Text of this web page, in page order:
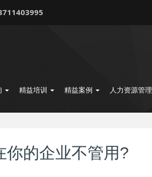
精益培训 精益案例 人力资源管理
你的企业不管用?